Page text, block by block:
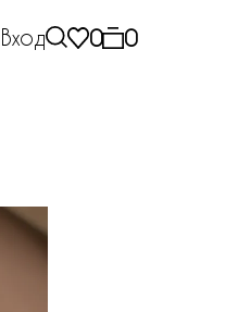
Вход 0 0